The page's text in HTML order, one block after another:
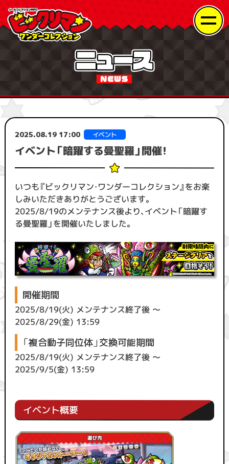
2025.08.19 17:00
イベント「暗躍する曼聖羅」開催！
いつも『ビックリマン・ワンダーコレクション』をお楽
しみいただきありがとうございます。
2025/8/19のメンテナンス後より、イベント「暗躍す
る曼聖羅」を開催いたしました。
開催期間
2025/8/19(火) メンテナンス終了後 ～
2025/8/29(金) 13:59
「複合動子同位体」交換可能期間
2025/8/19(火) メンテナンス終了後 ～
2025/9/5(金) 13:59
イベント概要